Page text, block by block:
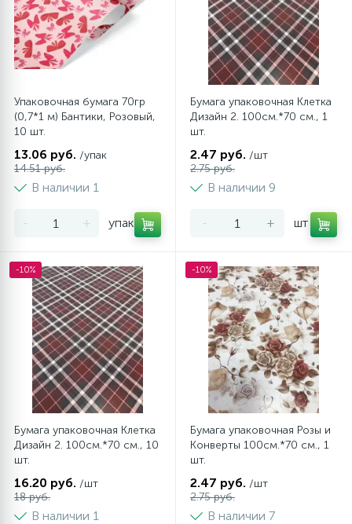
Упаковочная бумага 70гр
(0,7*1 м) Бантики, Розовый,
10 шт.
13.06 руб. /упак
14.51 руб.
В наличии 1
- + упак
Бумага упаковочная Клетка
Дизайн 2. 100см.*70 см., 1
шт.
2.47 руб. /шт
2.75 руб.
В наличии 9
- + шт
-10%
Бумага упаковочная Клетка
Дизайн 2. 100см.*70 см., 10
шт.
16.20 руб. /шт
18 руб.
В наличии 1
-10%
Бумага упаковочная Розы и
Конверты 100см.*70 см., 1
шт.
2.47 руб. /шт
2.75 руб.
В наличии 7